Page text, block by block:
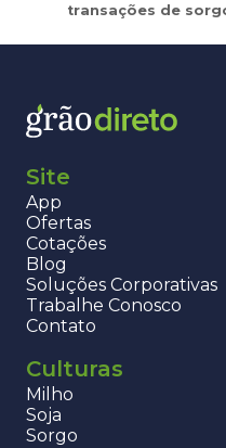
transações de
Site
App
Ofertas
Cotações
Blog
Soluções Corporativas
Trabalhe Conosco
Contato
Culturas
Milho
Soja
Sorgo